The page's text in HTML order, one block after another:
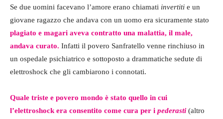
Se due uomini facevano l’amore erano chiamati invertiti e un
giovane ragazzo che andava con un uomo era sicuramente stato
plagiato e magari aveva contratto una malattia, il male,
andava curato. Infatti il povero Sanfratello venne rinchiuso in
un ospedale psichiatrico e sottoposto a drammatiche sedute di
elettroshock che gli cambiarono i connotati.
Quale triste e povero mondo è stato quello in cui
l’elettroshock era consentito come cura per i pederasti (altro